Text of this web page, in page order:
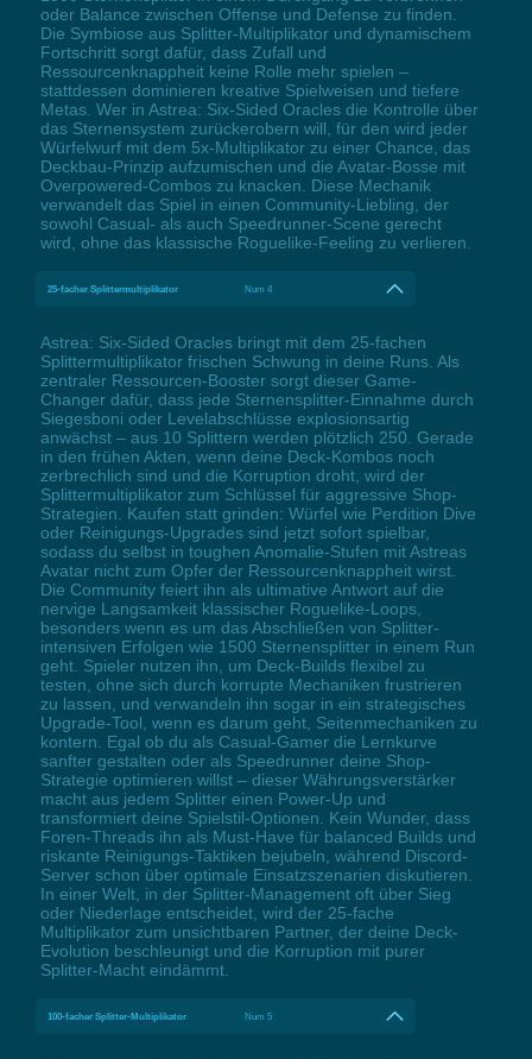
oder Balance zwischen Offense und Defense zu finden.
Die Symbiose aus Splitter-Multiplikator und dynamischem
Fortschritt sorgt dafür, dass Zufall und
Ressourcenknappheit keine Rolle mehr spielen –
stattdessen dominieren kreative Spielweisen und tiefere
Metas. Wer in Astrea: Six-Sided Oracles die Kontrolle über
das Sternensystem zurückerobern will, für den wird jeder
Würfelwurf mit dem 5x-Multiplikator zu einer Chance, das
Deckbau-Prinzip aufzumischen und die Avatar-Bosse mit
Overpowered-Combos zu knacken. Diese Mechanik
verwandelt das Spiel in einen Community-Liebling, der
sowohl Casual- als auch Speedrunner-Scene gerecht
wird, ohne das klassische Roguelike-Feeling zu verlieren.
25-facher Splittermultiplikator Num 4
Astrea: Six-Sided Oracles bringt mit dem 25-fachen
Splittermultiplikator frischen Schwung in deine Runs. Als
zentraler Ressourcen-Booster sorgt dieser Game-
Changer dafür, dass jede Sternensplitter-Einnahme durch
Siegesboni oder Levelabschlüsse explosionsartig
anwächst – aus 10 Splittern werden plötzlich 250. Gerade
in den frühen Akten, wenn deine Deck-Kombos noch
zerbrechlich sind und die Korruption droht, wird der
Splittermultiplikator zum Schlüssel für aggressive Shop-
Strategien. Kaufen statt grinden: Würfel wie Perdition Dive
oder Reinigungs-Upgrades sind jetzt sofort spielbar,
sodass du selbst in toughen Anomalie-Stufen mit Astreas
Avatar nicht zum Opfer der Ressourcenknappheit wirst.
Die Community feiert ihn als ultimative Antwort auf die
nervige Langsamkeit klassischer Roguelike-Loops,
besonders wenn es um das Abschließen von Splitter-
intensiven Erfolgen wie 1500 Sternensplitter in einem Run
geht. Spieler nutzen ihn, um Deck-Builds flexibel zu
testen, ohne sich durch korrupte Mechaniken frustrieren
zu lassen, und verwandeln ihn sogar in ein strategisches
Upgrade-Tool, wenn es darum geht, Seitenmechaniken zu
kontern. Egal ob du als Casual-Gamer die Lernkurve
sanfter gestalten oder als Speedrunner deine Shop-
Strategie optimieren willst – dieser Währungsverstärker
macht aus jedem Splitter einen Power-Up und
transformiert deine Spielstil-Optionen. Kein Wunder, dass
Foren-Threads ihn als Must-Have für balanced Builds und
riskante Reinigungs-Taktiken bejubeln, während Discord-
Server schon über optimale Einsatzszenarien diskutieren.
In einer Welt, in der Splitter-Management oft über Sieg
oder Niederlage entscheidet, wird der 25-fache
Multiplikator zum unsichtbaren Partner, der deine Deck-
Evolution beschleunigt und die Korruption mit purer
Splitter-Macht eindämmt.
100-facher Splitter-Multiplikator Num 5